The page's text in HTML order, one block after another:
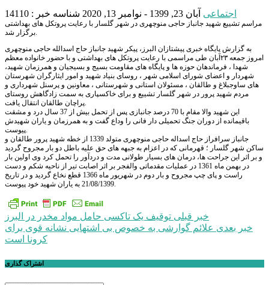
اجتماعی آبان 23, 1399 - نوامبر 13, 2020 شناسه خبر : 14110
مراسم تشییع شهید جانباز حاجی منوچهری در شهر گلسار با رعایت پروتکل های بهداشتی
برگزار شد.
به گزارش پایگاه خبری پیشتازان البرز، پیکر شهید جانباز حاج اسدالله حاجی منوچهری
امروز جمعه ٢٣آبان طی مراسمی با رعایت پروتکل های بهداشتی و با حضور خانواده معظم
شهدا ، فرماندهان حوزه ها و پایگاه های مقاومت بسیج و بسیجیان و همرزمان شهید،
شهردار و اعضای شورای اسلامی شهر ، روسای بنیاد شهید و امور ایثارگران شهرستان
های ساوجبلاغ و طالقان ، مسئولان استانی و شهرستانی ، معاونین و پرسنل شهرداری و
مردم شهید پرور در شهر گلسار تشییع و برای خاکسپاری به سمت زادگاهش روستای
پراچان طالقان انتقال یافت.
این شهید والا مقام با 70 درصد جانبازی پس از تحمل بیش از 37 سال درد و مشقت
باقیمانده از دوران جنگ تحمیلی دار فانی را وداع گفت و به همرزمان و یاران شهیدش
پیوست.
جانباز سرافراز حاج اسداله حاجی منوچهری متولد 1339 از خطه شهید پرور طالقان و
ساکن شهر گلسار ؛ قهرمانی که در اعزام به جبهه های حق علیه باطل دو بار مجروح گردید
و بر اثر این جراحت ها، درمان های بسیار طولانی مدت و دردآور را تحمل کرد وی اولین بار
در بهمن ماه 1361 در عملیات مقدماتی والفجر بر اثر اصابت تیر از ناحیه شکم و دست
راست و پای چپ مجروح و بار دوم در شهریور ماه 1366 قطع نخاع گردید و در تاریخ
21/08/1399 به یاران شهید خود پیوست.
راهبری
نوشته
خبر قبلی توقیف یک تاکسی حامل مواد مخدر در البرز
خبر بعدی علائم گوارشی به خصوص بی اشتهایی نشانه قوی برای
کرونا است
اشتراک گذاری